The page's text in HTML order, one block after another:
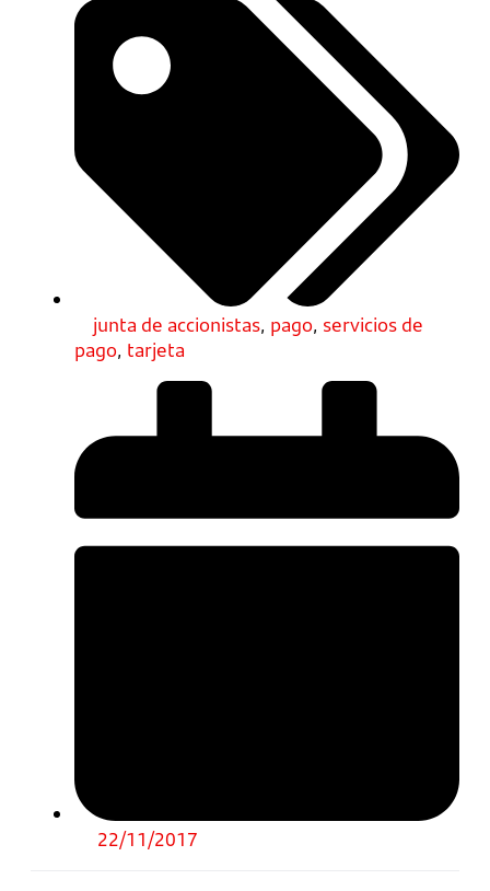
junta de accionistas, pago, servicios de
pago, tarjeta
22/11/2017